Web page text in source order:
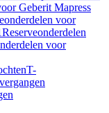
Geberit Mapress
voor
Reserveonderdelen
voor
T-